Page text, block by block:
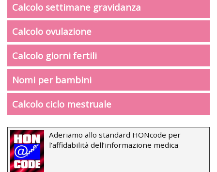
Calcolo settimane gravidanza
Calcolo ovulazione
Calcolo giorni fertili
Nomi per bambini
Calcolo ciclo mestruale
Aderiamo allo standard HONcode per
l’affidabilità dell’informazione medica